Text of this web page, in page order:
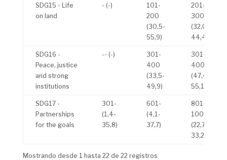
SDG15 - Life
on land
- (-)
101-
200
(30,5-
55,9)
201-
300
(32,0-
44,4)
SDG16 -
Peace, justice
and strong
institutions
-- (-)
301-
400
(33,5-
49,9)
301-
400
(47,4-
55,1)
SDG17 -
Partnerships
for the goals
301-
(1,4-
35,8)
601-
(4,1-
37,7)
801-
1000
(22,7-
33,2)
Mostrando desde 1 hasta 22 de 22 registros